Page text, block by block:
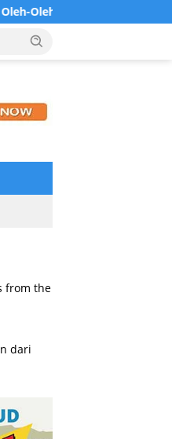
Khas Bali di Jantung Ubud
from the
dari